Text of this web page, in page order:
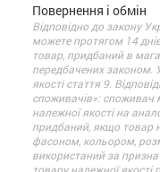
Повернення і обмін
Відповідно до закону
можете протягом 14
товар, придбаний в
передбачених законом.
якості стаття 9.
споживачів»: споживач
належної якості на
придбаний, якщо товар
фасоном, кольором,
використаний за
товару належної